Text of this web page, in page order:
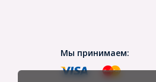
Мы принимаем: